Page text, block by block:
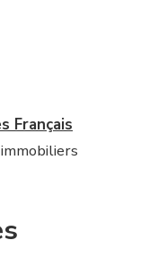
Français